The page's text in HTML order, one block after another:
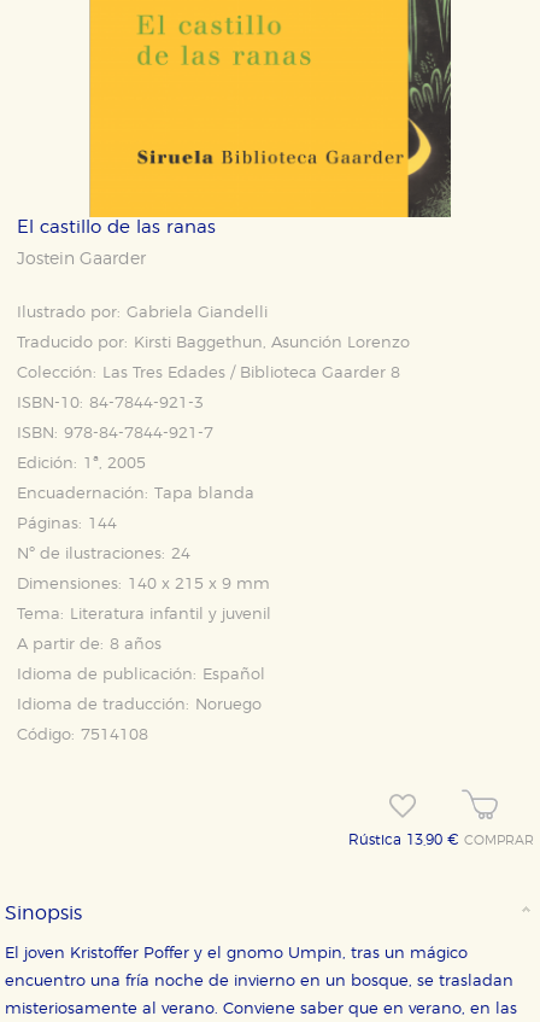
El castillo de las ranas
Jostein Gaarder
Ilustrado por: Gabriela Giandelli
Traducido por:
Kirsti Baggethun, Asunción Lorenzo
Colección:
Las Tres Edades / Biblioteca Gaarder 8
ISBN-10: 84-7844-921-3
ISBN: 978-84-7844-921-7
Edición: 1ª, 2005
Encuadernación: Tapa blanda
Páginas: 144
Nº de ilustraciones: 24
Dimensiones: 140 x 215 x 9 mm
Tema:
Literatura infantil y juvenil
A partir de: 8 años
Idioma de publicación:
Español
Idioma de traducción:
Noruego
Código: 7514108
Rústica 13,90 €COMPRAR
Sinopsis
El joven Kristoffer Poffer y el gnomo Umpin, tras un mágico
encuentro una fría noche de invierno en un bosque, se trasladan
misteriosamente al verano. Conviene saber que en verano, en las